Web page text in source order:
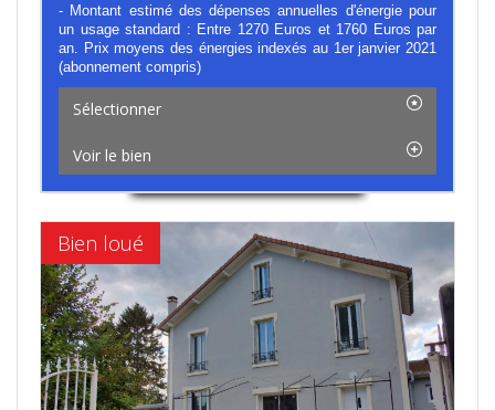
- Montant estimé des dépenses annuelles d'énergie pour
un usage standard : Entre 1270 Euros et 1760 Euros par
an. Prix moyens des énergies indexés au 1er janvier 2021
(abonnement compris)
Sélectionner
Voir le bien
Bien loué